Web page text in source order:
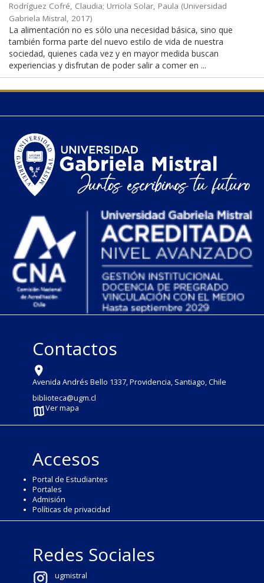
Rodríguez Cofré, Claudia; Urriola Solar, Paula (Universidad
Gabriela Mistral, 2017)
La alimentación no es sólo una necesidad básica, sino que
también forma parte del nuevo estilo de vida de nuestra
sociedad, quienes cada vez y en mayor medida buscan
experiencias y disfrutan de poder salir a comer en ...
Contactos
Avenida Andrés Bello 1337, Providencia, Santiago, Chile
biblioteca@ugm.cl
Ver mapa
Accesos
Portal de Estudiantes
Portales
Admisión
Políticas de privacidad
Redes Sociales
ugmistral